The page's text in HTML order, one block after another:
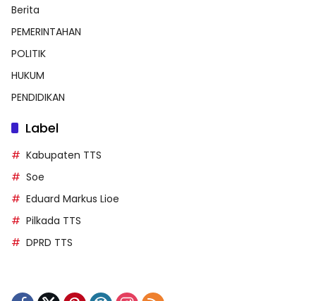
Berita
PEMERINTAHAN
POLITIK
HUKUM
PENDIDIKAN
Label
Kabupaten TTS
Soe
Eduard Markus Lioe
Pilkada TTS
DPRD TTS